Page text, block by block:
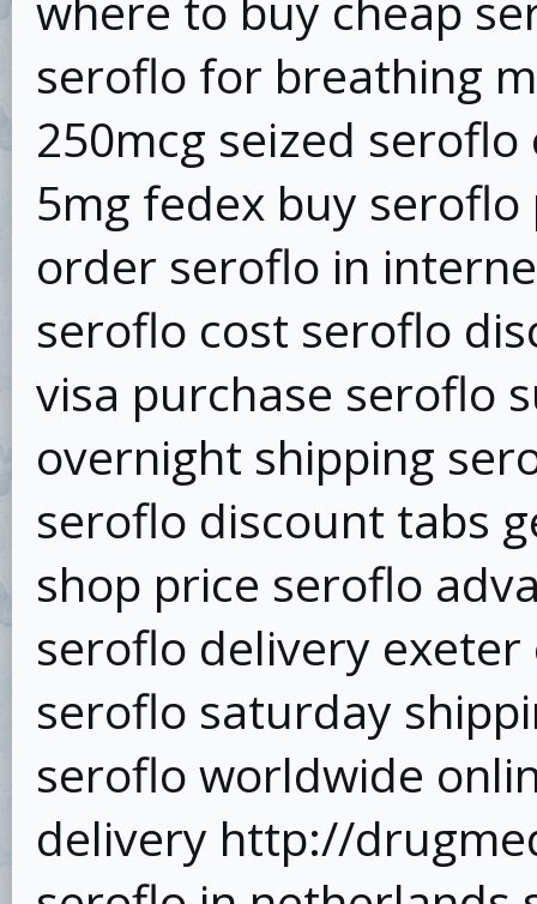
seroflo for breathing
250mcg seized
5mg fedex buy
order seroflo in
seroflo cost seroflo
visa purchase seroflo
overnight shipping
seroflo discount tabs
shop price seroflo
seroflo delivery
seroflo saturday
seroflo worldwide
delivery http://